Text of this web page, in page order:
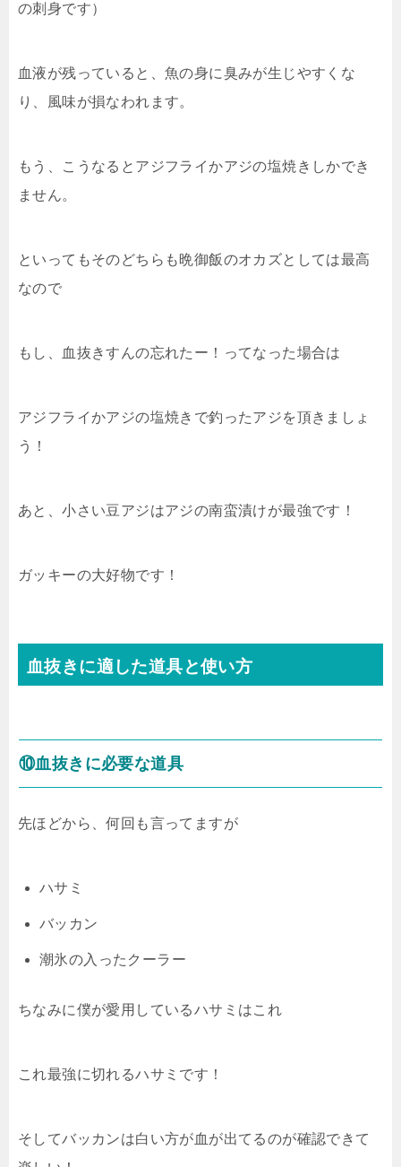
の刺身です）
血液が残っていると、魚の身に臭みが生じやすくな
り、風味が損なわれます。
もう、こうなるとアジフライかアジの塩焼きしかでき
ません。
といってもそのどちらも晩御飯のオカズとしては最高
なので
もし、血抜きすんの忘れたー！ってなった場合は
アジフライかアジの塩焼きで釣ったアジを頂きましょ
う！
あと、小さい豆アジはアジの南蛮漬けが最強です！
ガッキーの大好物です！
血抜きに適した道具と使い方
⑩血抜きに必要な道具
先ほどから、何回も言ってますが
ハサミ
バッカン
潮氷の入ったクーラー
ちなみに僕が愛用しているハサミはこれ
これ最強に切れるハサミです！
そしてバッカンは白い方が血が出てるのが確認できて